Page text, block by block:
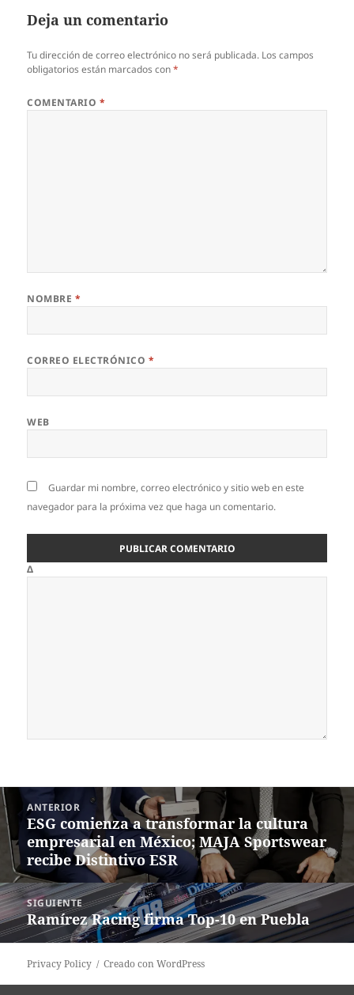
Deja un comentario
Tu dirección de correo electrónico no será publicada. Los campos
obligatorios están marcados con*
COMENTARIO *
NOMBRE *
CORREO ELECTRÓNICO *
WEB
Guardar mi nombre, correo electrónico y sitio web en este
navegador para la próxima vez que haga un comentario.
Δ
Navegación
de
entradas
ANTERIOR
Entrada
anterior:
ESG comienza a transformar la cultura
empresarial en México; MAJA Sportswear
recibe Distintivo ESR
SIGUIENTE
Siguiente
entrada:
Ramírez Racing firma Top-10 en Puebla
Privacy Policy Creado con WordPress